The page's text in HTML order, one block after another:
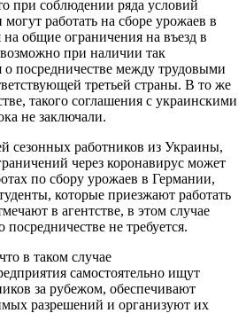
при соблюдении ряда условий
могут работать на сборе урожаев в
общие ограничения на въезд в
при наличии так
о посредничестве между трудовыми
третьей страны. В то же
такого соглашения с украинскими
не заключали.
сезонных работников из Украины,
через коронавирус может
по сбору урожаев в Германии,
которые приезжают работать
в агентстве, в этом случае
не требуется.
в таком случае
самостоятельно ищут
за рубежом, обеспечивают
разрешений и организуют их